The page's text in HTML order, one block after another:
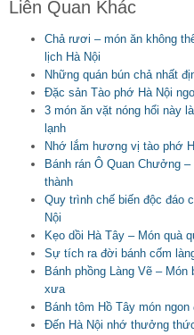
Liên Quan Khác
Chả rươi – món ăn không
lịch Hà Nội
Những quán bún chả nhất
Đặc sản Tào phớ Hà Nội
3 món ăn vặt nóng hổi này
lạnh
Nhớ lắm hương vị tào phớ
Bánh rán Ô Quan Chưởng
thành
Quy trình chế biến độc đáo
Nội
Kẹo dồi Hà Tây – Món quà
Sự tích ra đời bánh cốm
Bánh phồng Làng Vẽ –
xưa
Bánh tôm Hồ Tây món
Đến Hà Nội nhớ thưởng